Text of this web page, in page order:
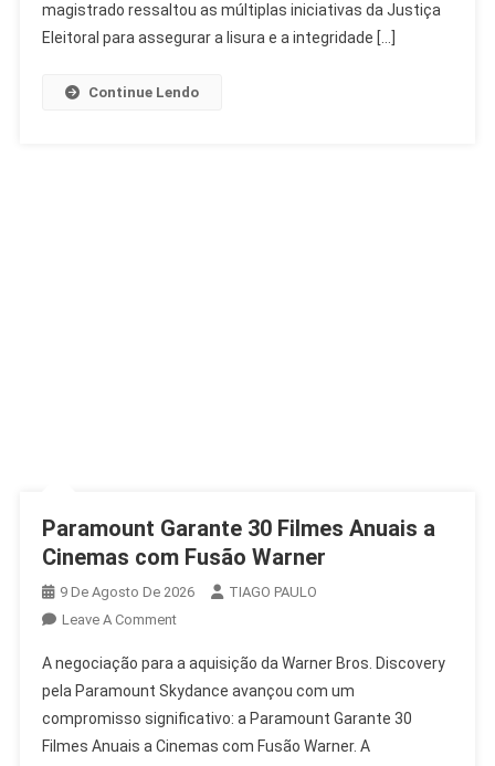
Eletrônicas
magistrado ressaltou as múltiplas iniciativas da Justiça
Eleitoral para assegurar a lisura e a integridade […]
Continue Lendo
Paramount Garante 30 Filmes Anuais a
Cinemas com Fusão Warner
9 De Agosto De 2026
TIAGO PAULO
Leave A CommentOn
Garante
30
Filmes
Anuais
A negociação para a aquisição da Warner Bros. Discovery
pela Paramount Skydance avançou com um
compromisso significativo: a Paramount Garante 30
Filmes Anuais a Cinemas com Fusão Warner. A